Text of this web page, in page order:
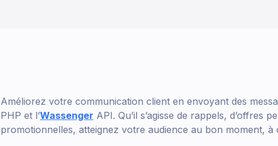
Améliorez votre communication client en envoyant des
PHP et l’Wassenger API. Qu’il s’agisse de rappels, d’offres
promotionnelles, atteignez votre audience au bon moment, à